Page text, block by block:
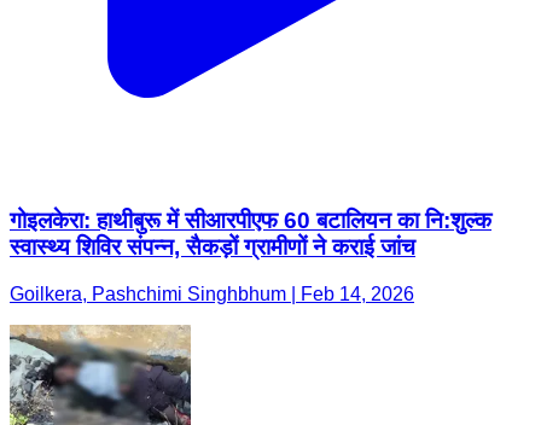
गोइलकेरा: हाथीबुरू में सीआरपीएफ 60 बटालियन का नि:शुल्क
स्वास्थ्य शिविर संपन्न, सैकड़ों ग्रामीणों ने कराई जांच
Goilkera, Pashchimi Singhbhum | Feb 14, 2026